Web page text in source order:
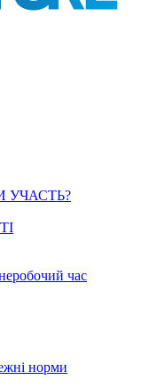
УЧАСТЬ?
час
норми